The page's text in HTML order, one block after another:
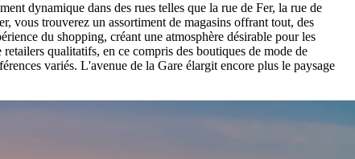
dynamique dans des rues telles que la rue de Fer, la rue de
vous trouverez un assortiment de magasins offrant tout, des
du shopping, créant une atmosphère désirable pour les
qualitatifs, en ce compris des boutiques de mode de
variés. L'avenue de la Gare élargit encore plus le paysage